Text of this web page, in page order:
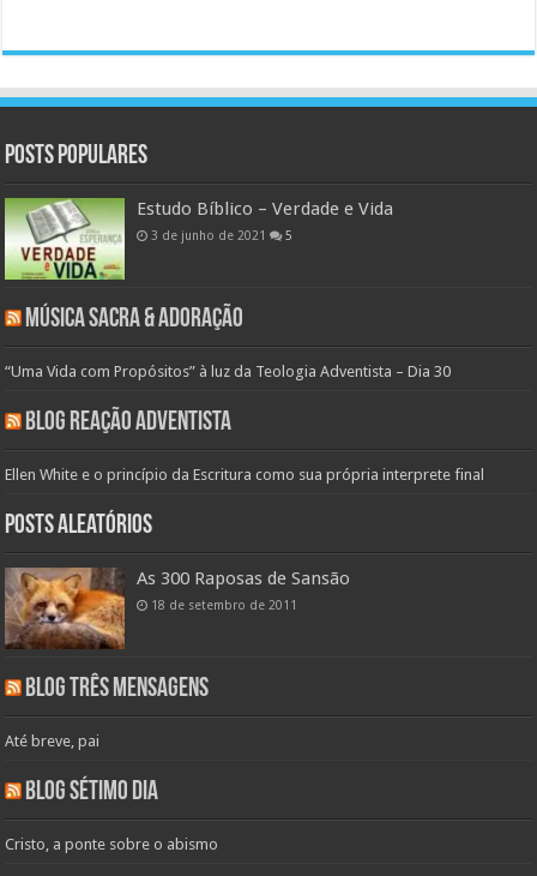
Posts populares
Estudo Bíblico – Verdade e Vida
3 de junho de 2021 5
Música Sacra & Adoração
“Uma Vida com Propósitos” à luz da Teologia Adventista – Dia 30
Blog Reação Adventista
Ellen White e o princípio da Escritura como sua própria interprete final
Posts aleatórios
As 300 Raposas de Sansão
18 de setembro de 2011
Blog Três Mensagens
Até breve, pai
Blog Sétimo Dia
Cristo, a ponte sobre o abismo